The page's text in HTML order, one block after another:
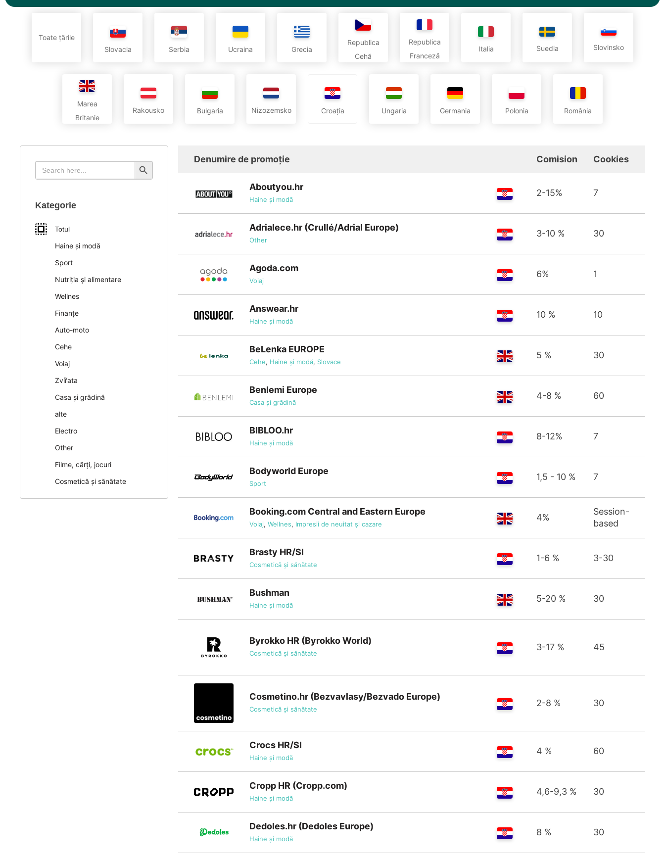
Toate țările
Slovacia
Serbia Ucraina Grecia
Republica
Cehă
Republica
Franceză
Italia Suedia Slovinsko
Marea
Britanie
Rakousko Bulgaria Nizozemsko Croația Ungaria Germania Polonia România
Search
for:
Search Button
Kategorie
Totul
Haine și modă
Sport
Nutriția și alimentare
Wellnes
Finanțe
Auto-moto
Cehe
Voiaj
Zvířata
Casa și grădină
alte
Electro
Other
Filme, cărți, jocuri
Cosmetică și sănătate
Denumire de promoție Comision Cookies
Aboutyou.hr
Haine și modă
2-15% 7
Adrialece.hr (Crullé/Adrial Europe)
Other
3-10 % 30
Agoda.com
Voiaj
6% 1
Answear.hr
Haine și modă
10 % 10
BeLenka EUROPE
Cehe, Haine și modă, Slovace
5 % 30
Benlemi Europe
Casa și grădină
4-8 % 60
BIBLOO.hr
Haine și modă
8-12% 7
Bodyworld Europe
Sport
1,5 - 10 % 7
Booking.com Central and Eastern Europe
Voiaj, Wellnes, Impresii de neuitat și cazare
4%
Session-
based
Brasty HR/SI
Cosmetică și sănătate
1-6 % 3-30
Bushman
Haine și modă
5-20 % 30
Byrokko HR (Byrokko World)
Cosmetică și sănătate
3-17 % 45
Cosmetino.hr (Bezvavlasy/Bezvado Europe)
Cosmetică și sănătate
2-8 % 30
Crocs HR/SI
Haine și modă
4 % 60
Cropp HR (Cropp.com)
Haine și modă
4,6-9,3 % 30
Dedoles.hr (Dedoles Europe)
Haine și modă
8 % 30